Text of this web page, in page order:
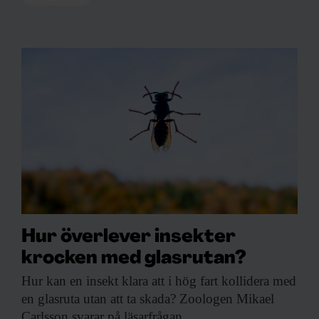
Hur överlever insekter
krocken med glasrutan?
Hur kan en insekt klara att i hög fart kollidera med
en glasruta utan att ta skada? Zoologen Mikael